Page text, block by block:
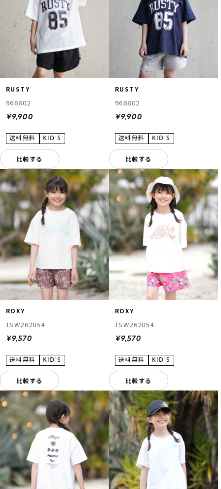
RUSTY
966802
¥9,900
比較する
RUSTY
966802
¥9,900
比較する
ROXY
TSW262054
¥9,570
比較する
ROXY
TSW262054
¥9,570
比較する